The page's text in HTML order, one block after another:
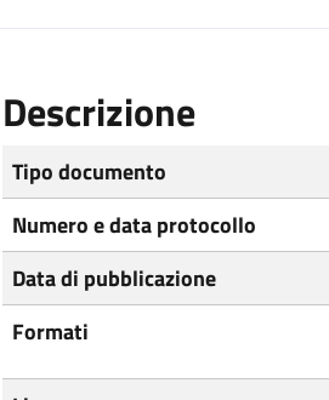
Descrizione
Tipo documento
Numero e data protocollo
Data di pubblicazione
Formati